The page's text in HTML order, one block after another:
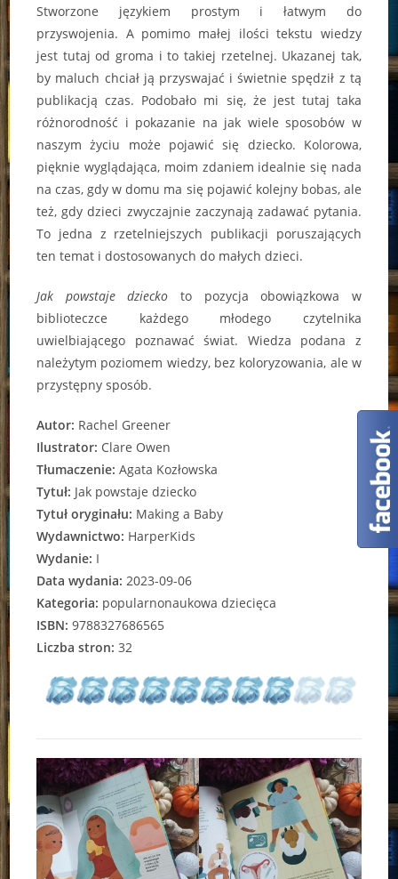
Stworzone językiem prostym i łatwym do
przyswojenia. A pomimo małej ilości tekstu wiedzy
jest tutaj od groma i to takiej rzetelnej. Ukazanej tak,
by maluch chciał ją przyswajać i świetnie spędził z tą
publikacją czas. Podobało mi się, że jest tutaj taka
różnorodność i pokazanie na jak wiele sposobów w
naszym życiu może pojawić się dziecko. Kolorowa,
pięknie wyglądająca, moim zdaniem idealnie się nada
na czas, gdy w domu ma się pojawić kolejny bobas, ale
też, gdy dzieci zwyczajnie zaczynają zadawać pytania.
To jedna z rzetelniejszych publikacji poruszających
ten temat i dostosowanych do małych dzieci.
Jak powstaje dziecko to pozycja obowiązkowa w
biblioteczce każdego młodego czytelnika
uwielbiającego poznawać świat. Wiedza podana z
należytym poziomem wiedzy, bez koloryzowania, ale w
przystępny sposób.
Autor: Rachel Greener
Ilustrator: Clare Owen
Tłumaczenie: Agata Kozłowska
Tytuł: Jak powstaje dziecko
Tytuł oryginału: Making a Baby
Wydawnictwo: HarperKids
Wydanie: I
Data wydania: 2023-09-06
Kategoria: popularnonaukowa dziecięca
ISBN: 9788327686565
Liczba stron: 32